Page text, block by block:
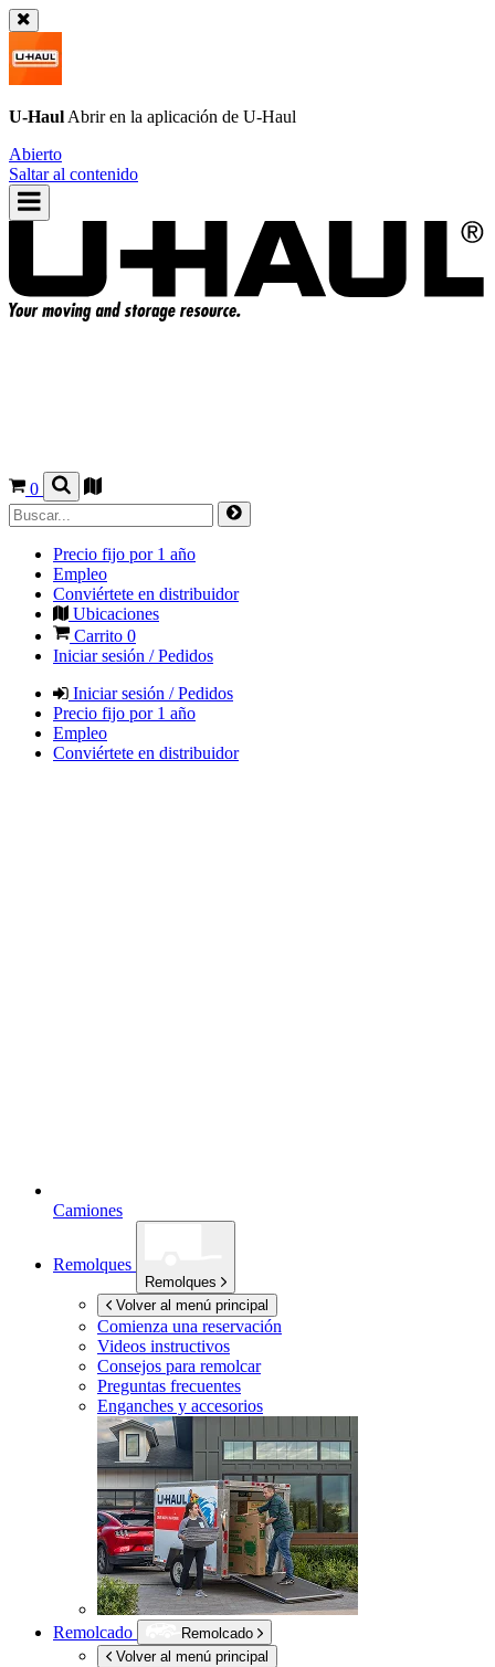
U-Haul Abrir en la aplicación de U-Haul
Abierto
Saltar al contenido
0
Precio fijo por 1 año
Empleo
Conviértete en distribuidor
Ubicaciones
Carrito 0
Iniciar sesión / Pedidos
Iniciar sesión / Pedidos
Precio fijo por 1 año
Empleo
Conviértete en distribuidor
Camiones
Remolques
Remolques
Volver al menú principal
Comienza una reservación
Videos instructivos
Consejos para remolcar
Preguntas frecuentes
Enganches y accesorios
Remolcado
Remolcado
Volver al menú principal